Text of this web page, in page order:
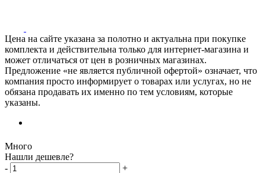
Цена на сайте указана за полотно и актуальна при покупке
комплекта и действительна только для интернет-магазина и
может отличаться от цен в розничных магазинах.
Предложение «не является публичной офертой» означает, что
компания просто информирует о товарах или услугах, но не
обязана продавать их именно по тем условиям, которые
указаны.
Много
Нашли дешевле?
-
+